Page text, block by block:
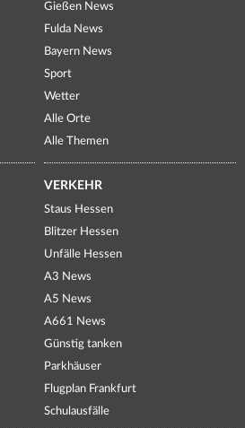
Gießen News
Fulda News
Bayern News
Sport
Wetter
Alle Orte
Alle Themen
VERKEHR
Staus Hessen
Blitzer Hessen
Unfälle Hessen
A3 News
A5 News
A661 News
Günstig tanken
Parkhäuser
Flugplan Frankfurt
Schulausfälle